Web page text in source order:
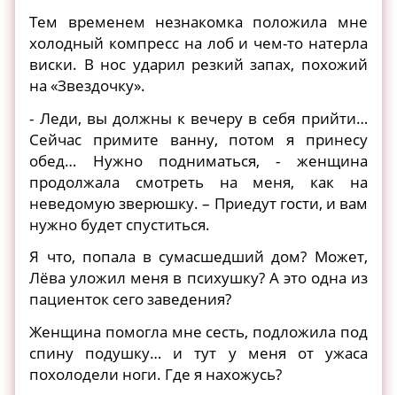
Тем временем незнакомка положила мне
холодный компресс на лоб и чем-то натерла
виски. В нос ударил резкий запах, похожий
на «Звездочку».
- Леди, вы должны к вечеру в себя прийти…
Сейчас примите ванну, потом я принесу
обед… Нужно подниматься, - женщина
продолжала смотреть на меня, как на
неведомую зверюшку. – Приедут гости, и вам
нужно будет спуститься.
Я что, попала в сумасшедший дом? Может,
Лёва уложил меня в психушку? А это одна из
пациенток сего заведения?
Женщина помогла мне сесть, подложила под
спину подушку… и тут у меня от ужаса
похолодели ноги. Где я нахожусь?